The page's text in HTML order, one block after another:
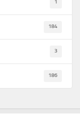
1
184
3
186